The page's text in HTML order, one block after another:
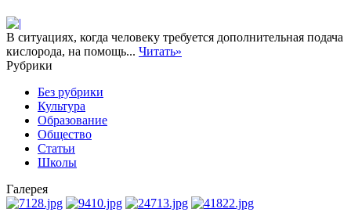
В ситуациях, когда человеку требуется дополнительная подача
кислорода, на помощь... Читать»
Рубрики
Без рубрики
Культура
Образование
Общество
Статьи
Школы
Галерея